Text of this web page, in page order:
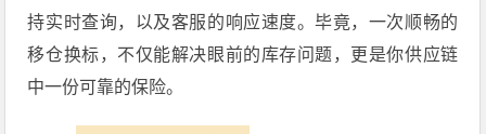
持实时查询，以及客服的响应速度。毕竟，一次顺畅的
移仓换标，不仅能解决眼前的库存问题，更是你供应链
中一份可靠的保险。